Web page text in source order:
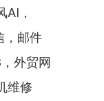
AI，
，邮件
外贸网
维修